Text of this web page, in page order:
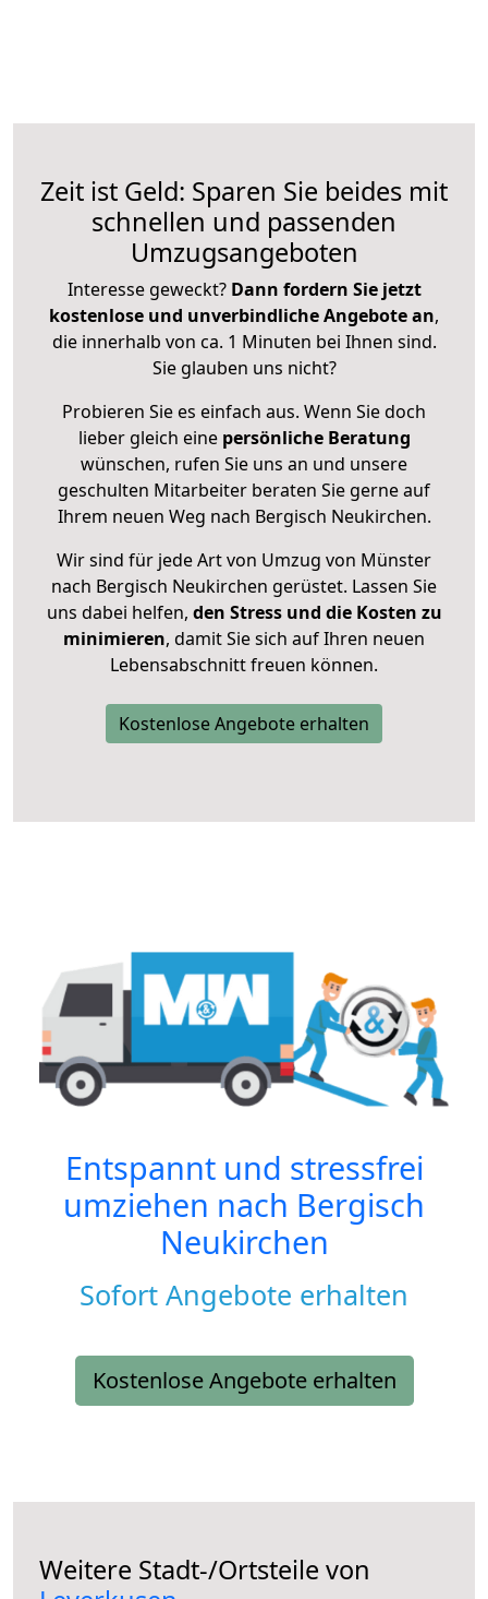
Zeit ist Geld: Sparen Sie beides mit
schnellen und passenden
Umzugsangeboten
Interesse geweckt? Dann fordern Sie jetzt
kostenlose und unverbindliche Angebote an,
die innerhalb von ca. 1 Minuten bei Ihnen sind.
Sie glauben uns nicht?
Probieren Sie es einfach aus. Wenn Sie doch
lieber gleich eine persönliche Beratung
wünschen, rufen Sie uns an und unsere
geschulten Mitarbeiter beraten Sie gerne auf
Ihrem neuen Weg nach Bergisch Neukirchen.
Wir sind für jede Art von Umzug von Münster
nach Bergisch Neukirchen gerüstet. Lassen Sie
uns dabei helfen, den Stress und die Kosten zu
minimieren, damit Sie sich auf Ihren neuen
Lebensabschnitt freuen können.
Kostenlose Angebote erhalten
Entspannt und stressfrei
umziehen nach Bergisch
Neukirchen
Sofort Angebote erhalten
Kostenlose Angebote erhalten
Weitere Stadt-/Ortsteile von